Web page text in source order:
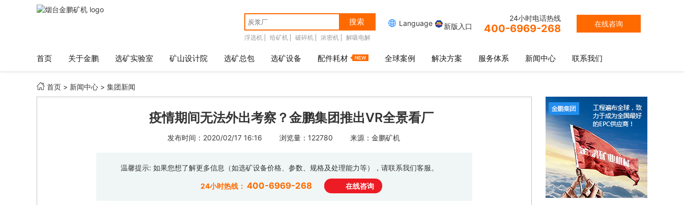
搜索
浮选机 给矿机 破碎机 浓密机 解吸电解
在线咨询
24小时电话热线
400-6969-268
 Language 新版入口
首页 关于金鹏 选矿实验室 矿山设计院 选矿总包 选矿设备 配件耗材 全球案例 解决方案 服务体系 新闻中心 联系我们
 首页 > 新闻中心 > 集团新闻
疫情期间无法外出考察？金鹏集团推出VR全景看厂
发布时间：2020/02/17 16:16 浏览量：122780 来源：金鹏矿机
温馨提示: 如果您想了解更多信息（如选矿设备价格、参数、规格及处理能力等），请联系我们客服。
24小时热线： 400-6969-268 在线咨询